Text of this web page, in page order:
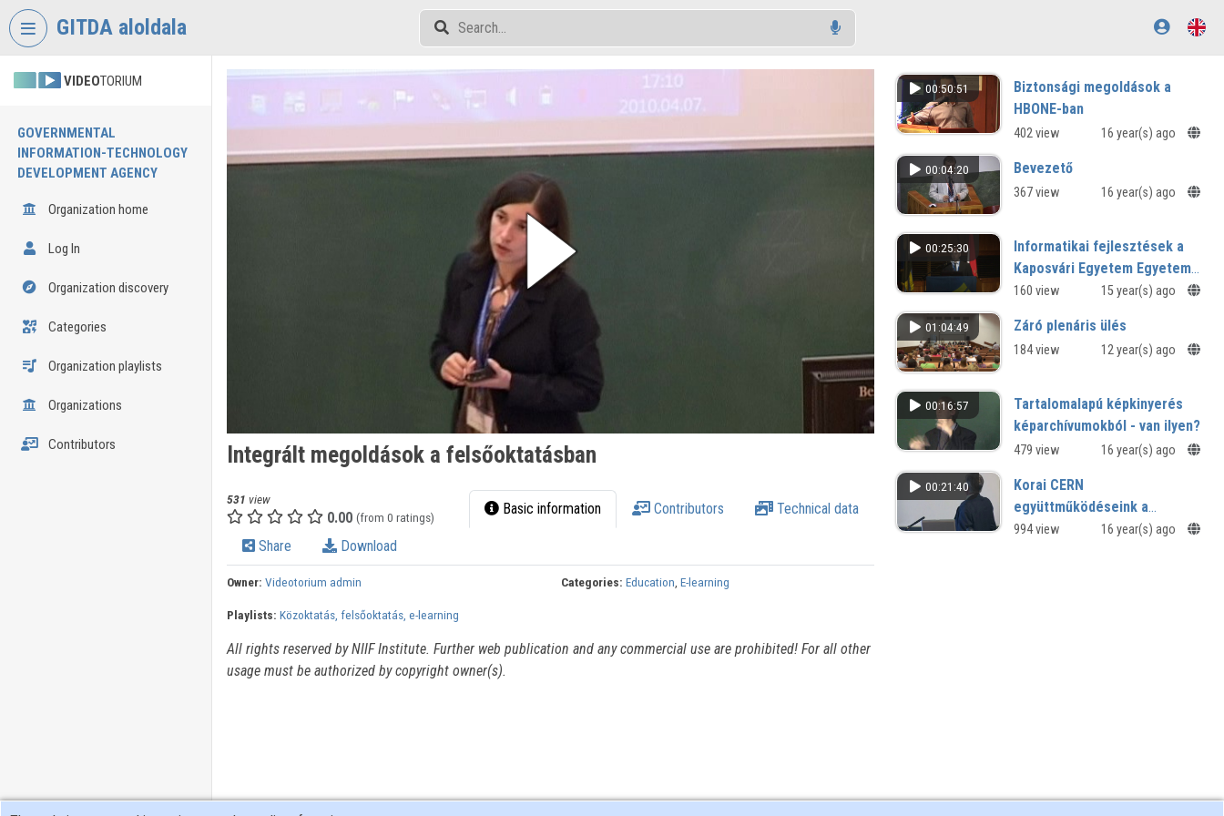
Skip header
GITDA aloldala
VIDEOTORIUM
GOVERNMENTAL
INFORMATION-TECHNOLOGY
DEVELOPMENT AGENCY
Organization home
Log In
Organization discovery
Categories
Organization playlists
Organizations
Contributors Integrált megoldások a felsőoktatásban
531 view
0.00 (from 0 ratings) Basic information Contributors Technical data
Share Download
Owner: Videotorium admin Categories: Education,E-learning
Playlists: Közoktatás, felsőoktatás, e-learning
All rights reserved by NIIF Institute. Further web publication and any commercial use are prohibited! For all other
usage must be authorized by copyright owner(s).
00:50:51
Biztonsági megoldások a
HBONE-ban
402 view 16 year(s) ago
00:04:20 Bevezető
367 view 16 year(s) ago
00:25:30
Informatikai fejlesztések a
Kaposvári Egyetem Egyetemi
Könyvtárban
160 view 15 year(s) ago
01:04:49 Záró plenáris ülés
184 view 12 year(s) ago
00:16:57
Tartalomalapú képkinyerés
képarchívumokból - van ilyen?
479 view 16 year(s) ago
00:21:40
Korai CERN
együttműködéseink a
kísérleti részecskefizika
994 view 16 year(s) ago